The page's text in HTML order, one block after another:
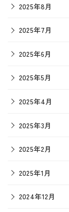
2025年8月
2025年7月
2025年6月
2025年5月
2025年4月
2025年3月
2025年2月
2025年1月
2024年12月